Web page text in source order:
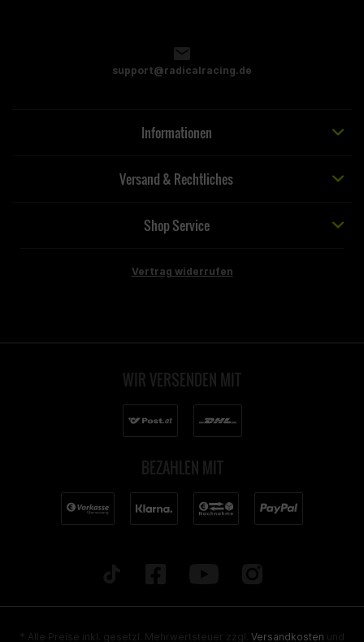
support@radicalracing.de
Informationen
Versand & Rechtliches
Shop Service
Vertrag widerrufen
WIR VERSENDEN MIT
BEZAHLEN MIT
* Alle Preise inkl. gesetzl. Mehrwertsteuer zzgl. Versandkosten und